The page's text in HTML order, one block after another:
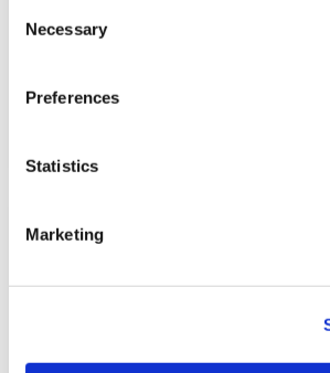
Selection
Necessary
Preferences
Statistics
Marketing